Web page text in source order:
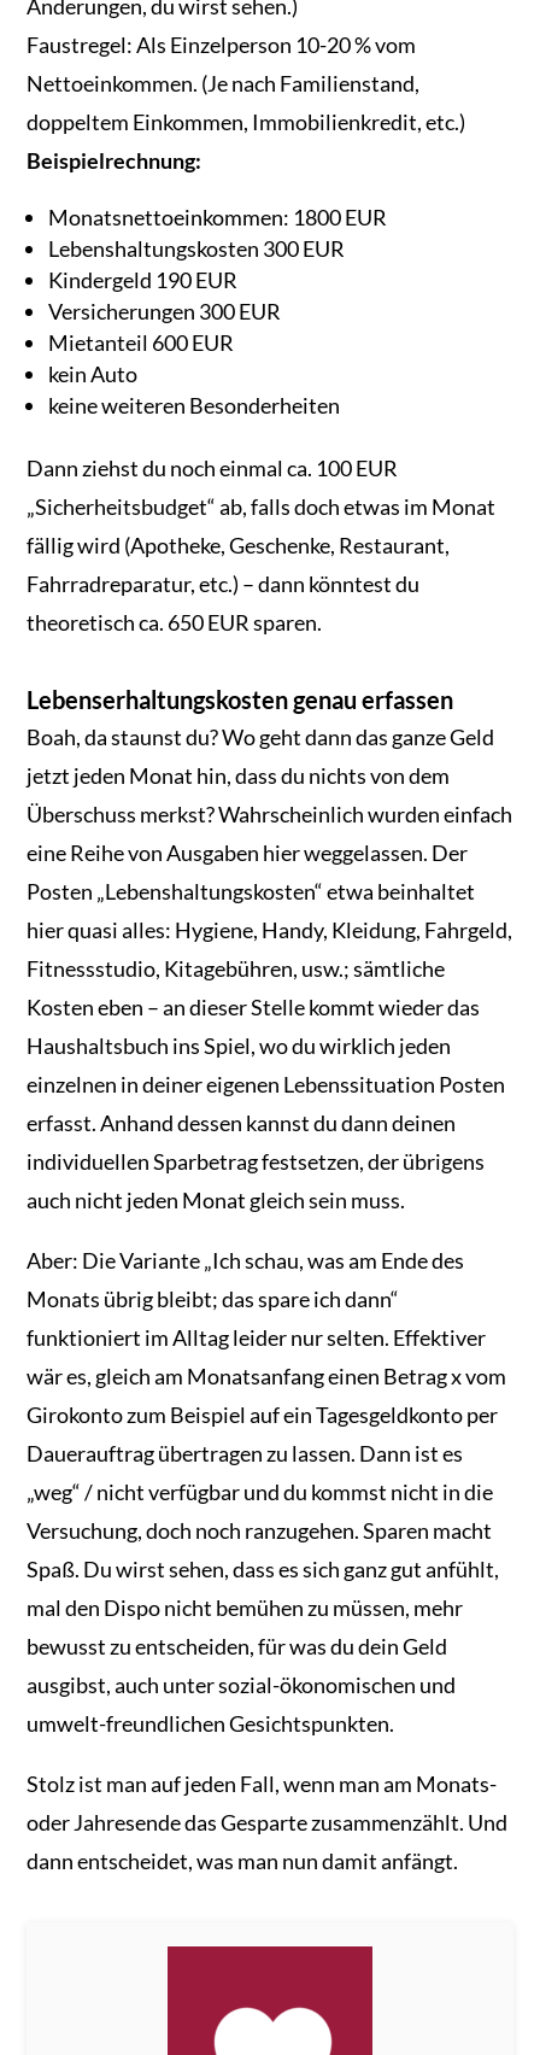
Änderungen, du wirst sehen.)
Faustregel: Als Einzelperson 10-20 % vom
Nettoeinkommen. (Je nach Familienstand,
doppeltem Einkommen, Immobilienkredit, etc.)
Beispielrechnung:
Monatsnettoeinkommen: 1800 EUR
Lebenshaltungskosten 300 EUR
Kindergeld 190 EUR
Versicherungen 300 EUR
Mietanteil 600 EUR
kein Auto
keine weiteren Besonderheiten
Dann ziehst du noch einmal ca. 100 EUR
„Sicherheitsbudget“ ab, falls doch etwas im Monat
fällig wird (Apotheke, Geschenke, Restaurant,
Fahrradreparatur, etc.) – dann könntest du
theoretisch ca. 650 EUR sparen.
Lebenserhaltungskosten genau erfassen
Boah, da staunst du? Wo geht dann das ganze Geld
jetzt jeden Monat hin, dass du nichts von dem
Überschuss merkst? Wahrscheinlich wurden einfach
eine Reihe von Ausgaben hier weggelassen. Der
Posten „Lebenshaltungskosten“ etwa beinhaltet
hier quasi alles: Hygiene, Handy, Kleidung, Fahrgeld,
Fitnessstudio, Kitagebühren, usw.; sämtliche
Kosten eben – an dieser Stelle kommt wieder das
Haushaltsbuch ins Spiel, wo du wirklich jeden
einzelnen in deiner eigenen Lebenssituation Posten
erfasst. Anhand dessen kannst du dann deinen
individuellen Sparbetrag festsetzen, der übrigens
auch nicht jeden Monat gleich sein muss.
Aber: Die Variante „Ich schau, was am Ende des
Monats übrig bleibt; das spare ich dann“
funktioniert im Alltag leider nur selten. Effektiver
wär es, gleich am Monatsanfang einen Betrag x vom
Girokonto zum Beispiel auf ein Tagesgeldkonto per
Dauerauftrag übertragen zu lassen. Dann ist es
„weg“ / nicht verfügbar und du kommst nicht in die
Versuchung, doch noch ranzugehen. Sparen macht
Spaß. Du wirst sehen, dass es sich ganz gut anfühlt,
mal den Dispo nicht bemühen zu müssen, mehr
bewusst zu entscheiden, für was du dein Geld
ausgibst, auch unter sozial-ökonomischen und
umwelt-freundlichen Gesichtspunkten.
Stolz ist man auf jeden Fall, wenn man am Monats-
oder Jahresende das Gesparte zusammenzählt. Und
dann entscheidet, was man nun damit anfängt.